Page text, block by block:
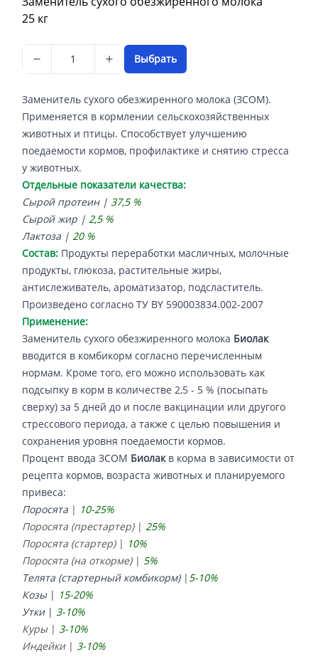
25 кг
Выбрать
Заменитель сухого обезжиренного молока (ЗСОМ).
Применяется в кормлении сельскохозяйственных
животных и птицы. Способствует улучшению
поедаемости кормов, профилактике и снятию стресса
у животных.
Отдельные показатели качества:
Сырой протеин | 37,5 %
Сырой жир | 2,5 %
Лактоза | 20 %
Состав: Продукты переработки масличных, молочные
продукты, глюкоза, растительные жиры,
антислеживатель, ароматизатор, подсластитель.
Произведено согласно ТУ BY 590003834.002-2007
Применение:
Заменитель сухого обезжиренного молока Биолак
вводится в комбикорм согласно перечисленным
нормам. Кроме того, его можно использовать как
подсыпку в корм в количестве 2,5 - 5 % (посыпать
сверху) за 5 дней до и после вакцинации или другого
стрессового периода, а также с целью повышения и
сохранения уровня поедаемости кормов.
Процент ввода ЗСОМ Биолакв корма в зависимости от
рецепта кормов, возраста животных и планируемого
привеса:
Поросята | 10-25%
Поросята (престартер) | 25%
Поросята (стартер) | 10%
Поросята (на откорме) | 5%
Телята (стартерный комбикорм) | 5-10%
Козы| 15-20%
Утки | 3-10%
Куры | 3-10%
Индейки | 3-10%